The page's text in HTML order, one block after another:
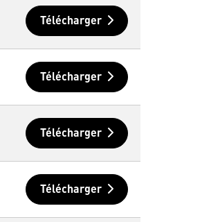
Télécharger
Télécharger
Télécharger
Télécharger